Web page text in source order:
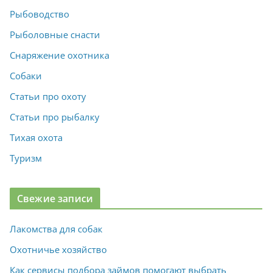
Рыбоводство
Рыболовные снасти
Снаряжение охотника
Собаки
Статьи про охоту
Статьи про рыбалку
Тихая охота
Туризм
Свежие записи
Лакомства для собак
Охотничье хозяйство
Как сервисы подбора займов помогают выбрать